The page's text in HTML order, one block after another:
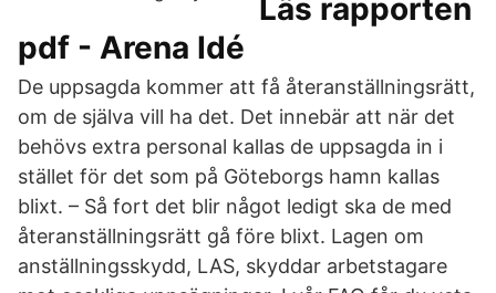
Läs rapporten
pdf - Arena Idé
De uppsagda kommer att få återanställningsrätt,
om de själva vill ha det. Det innebär att när det
behövs extra personal kallas de uppsagda in i
stället för det som på Göteborgs hamn kallas
blixt. – Så fort det blir något ledigt ska de med
återanställningsrätt gå före blixt. Lagen om
anställningsskydd, LAS, skyddar arbetstagare